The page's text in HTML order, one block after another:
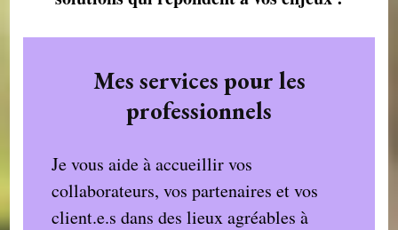
Mes services pour les
professionnels
Je vous aide à accueillir vos
collaborateurs, vos partenaires et vos
client.e.s dans des lieux agréables à